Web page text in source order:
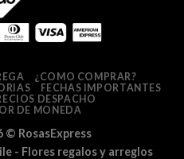
¿COMO COMPRAR?
FECHAS IMPORTANTES
DESPACHO
DE MONEDA
© RosasExpress
- Flores regalos y arreglos